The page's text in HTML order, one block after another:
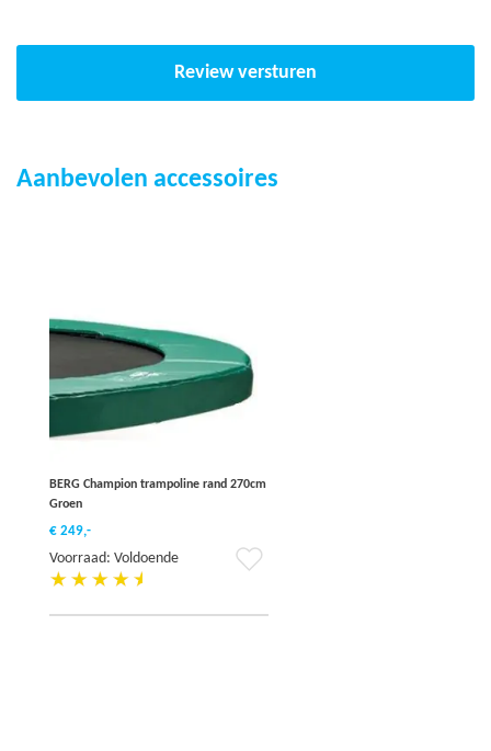
Review versturen
Aanbevolen accessoires
BERG Champion trampoline rand 270cm
Groen
€ 249,-
Voorraad: Voldoende